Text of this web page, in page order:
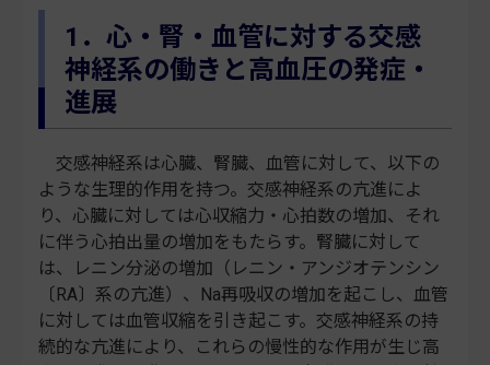
1．心・腎・血管に対する交感
神経系の働きと高血圧の発症・
進展
交感神経系は心臓、腎臓、血管に対して、以下の
ような生理的作用を持つ。交感神経系の亢進によ
り、心臓に対しては心収縮力・心拍数の増加、それ
に伴う心拍出量の増加をもたらす。腎臓に対して
は、レニン分泌の増加（レニン・アンジオテンシン
〔RA〕系の亢進）、Na再吸収の増加を起こし、血管
に対しては血管収縮を引き起こす。交感神経系の持
続的な亢進により、これらの慢性的な作用が生じ高